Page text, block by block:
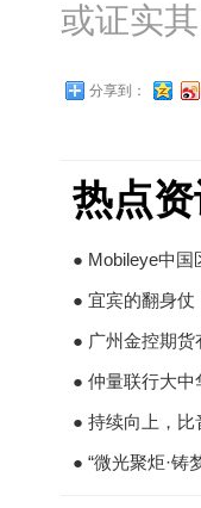
或证实
分享到：
热点
● Mobileye中国
● 宜宾的翻身
● 广州金控期
● 仲量联行大
● 持续向上，
● “微光聚炬·铸